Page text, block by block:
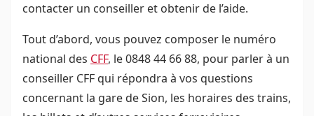
contacter un conseiller et obtenir de l’aide.
Tout d’abord, vous pouvez composer le numéro
national des CFF, le 0848 44 66 88, pour parler à un
conseiller CFF qui répondra à vos questions
concernant la gare de Sion, les horaires des trains,